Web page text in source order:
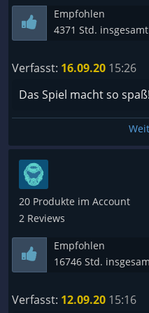
Empfohlen
4371 Std. insgesamt
Verfasst: 16.09.20 15:26
Das Spiel macht so
20 Produkte im Account
2 Reviews
Empfohlen
16746 Std.
Verfasst: 12.09.20 15:16